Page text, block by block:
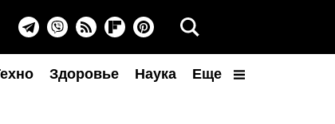
Здоровье Наука Еще